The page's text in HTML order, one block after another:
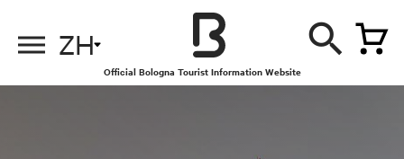
ZH
Official Bologna Tourist Information Website